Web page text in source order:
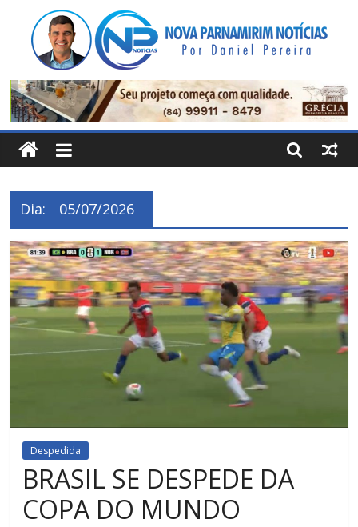
conteúdo
Nova
Parnamirim
Notícias
Por
Daniel
Pereira
Dia: 05/07/2026
Despedida
BRASIL SE DESPEDE DA
COPA DO MUNDO